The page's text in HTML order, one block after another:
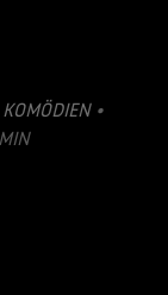
KOMÖDIEN•